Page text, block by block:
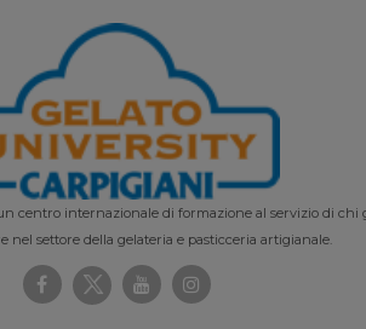
centro internazionale di formazione al servizio di chi
nel settore della gelateria e pasticceria artigianale.